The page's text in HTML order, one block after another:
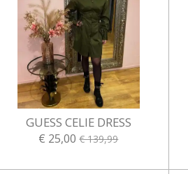
GUESS CELIE DRESS
€ 25,00 € 139,99